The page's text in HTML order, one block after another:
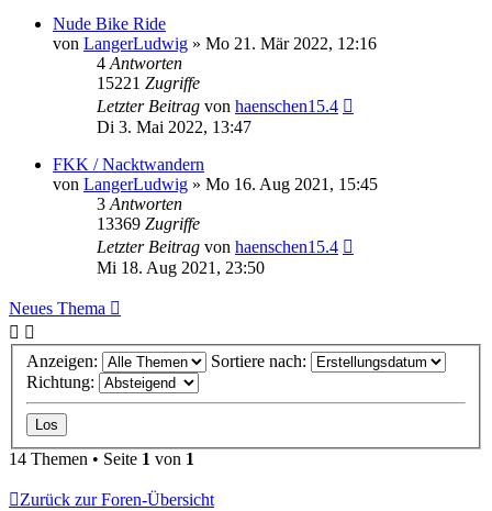
Nude Bike Ride
von LangerLudwig » Mo 21. Mär 2022, 12:16
4 Antworten
15221 Zugriffe
Letzter Beitrag von haenschen15.4
Di 3. Mai 2022, 13:47
FKK / Nacktwandern
von LangerLudwig » Mo 16. Aug 2021, 15:45
3 Antworten
13369 Zugriffe
Letzter Beitrag von haenschen15.4
Mi 18. Aug 2021, 23:50
Neues Thema
Anzeigen:
Sortiere nach:
Richtung:
14 Themen • Seite 1 von 1
Zurück zur Foren-Übersicht